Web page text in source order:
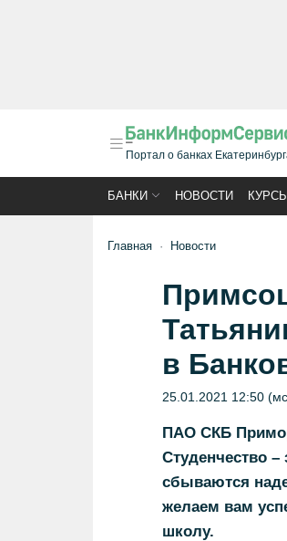
Портал о банках
БАНКИ НОВОСТИ
Главная Новости
в
25.01.2021 12:50
ПАО СКБ
Студенчество
сбываются
желаем вам
школу.